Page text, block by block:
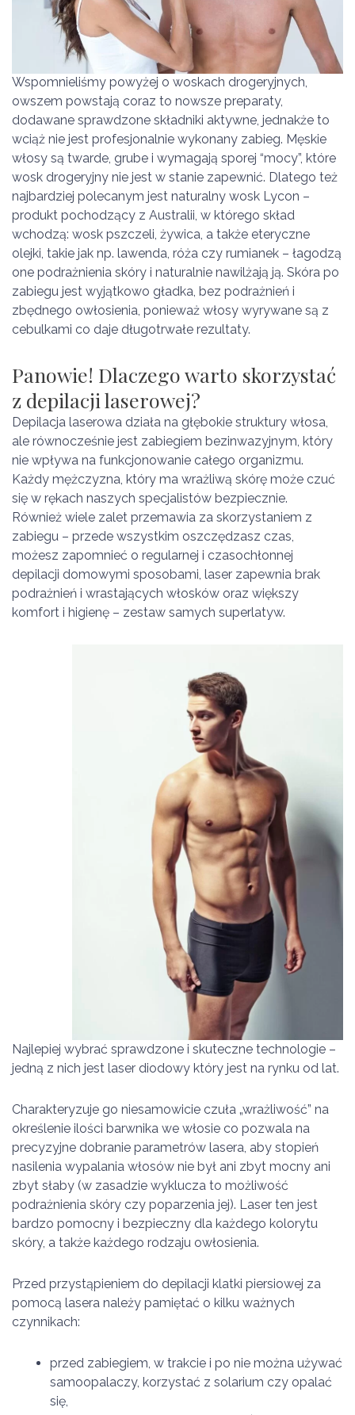
Wspomnieliśmy powyżej o woskach drogeryjnych,
owszem powstają coraz to nowsze preparaty,
dodawane sprawdzone składniki aktywne, jednakże to
wciąż nie jest profesjonalnie wykonany zabieg. Męskie
włosy są twarde, grube i wymagają sporej “mocy”, które
wosk drogeryjny nie jest w stanie zapewnić. Dlatego też
najbardziej polecanym jest naturalny wosk Lycon –
produkt pochodzący z Australii, w którego skład
wchodzą: wosk pszczeli, żywica, a także eteryczne
olejki, takie jak np. lawenda, róża czy rumianek – łagodzą
one podrażnienia skóry i naturalnie nawilżają ją. Skóra po
zabiegu jest wyjątkowo gładka, bez podrażnień i
zbędnego owłosienia, ponieważ włosy wyrywane są z
cebulkami co daje długotrwałe rezultaty.
Panowie! Dlaczego warto skorzystać
z depilacji laserowej?
Depilacja laserowa działa na głębokie struktury włosa,
ale równocześnie jest zabiegiem bezinwazyjnym, który
nie wpływa na funkcjonowanie całego organizmu.
Każdy mężczyzna, który ma wrażliwą skórę może czuć
się w rękach naszych specjalistów bezpiecznie.
Również wiele zalet przemawia za skorzystaniem z
zabiegu – przede wszystkim oszczędzasz czas,
możesz zapomnieć o regularnej i czasochłonnej
depilacji domowymi sposobami, laser zapewnia brak
podrażnień i wrastających włosków oraz większy
komfort i higienę – zestaw samych superlatyw.
Najlepiej wybrać sprawdzone i skuteczne technologie –
jedną z nich jest laser diodowy który jest na rynku od lat.
Charakteryzuje go niesamowicie czuła „wrażliwość” na
określenie ilości barwnika we włosie co pozwala na
precyzyjne dobranie parametrów lasera, aby stopień
nasilenia wypalania włosów nie był ani zbyt mocny ani
zbyt słaby (w zasadzie wyklucza to możliwość
podrażnienia skóry czy poparzenia jej). Laser ten jest
bardzo pomocny i bezpieczny dla każdego kolorytu
skóry, a także każdego rodzaju owłosienia.
Przed przystąpieniem do depilacji klatki piersiowej za
pomocą lasera należy pamiętać o kilku ważnych
czynnikach:
przed zabiegiem, w trakcie i po nie można używać
samoopalaczy, korzystać z solarium czy opalać
się,